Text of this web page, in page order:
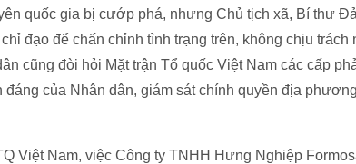
quốc gia bị cướp phá, nhưng Chủ tịch xã, Bí thư
đạo để chấn chỉnh tình trạng trên, không chịu trách
cũng đòi hỏi Mặt trận Tổ quốc Việt Nam các cấp
của Nhân dân, giám sát chính quyền địa
Việt Nam, việc Công ty TNHH Hưng Nghiệp